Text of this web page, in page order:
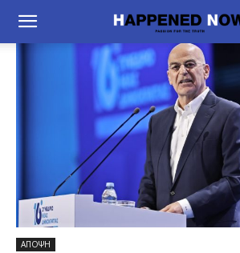
ΑΠΟΨΗ